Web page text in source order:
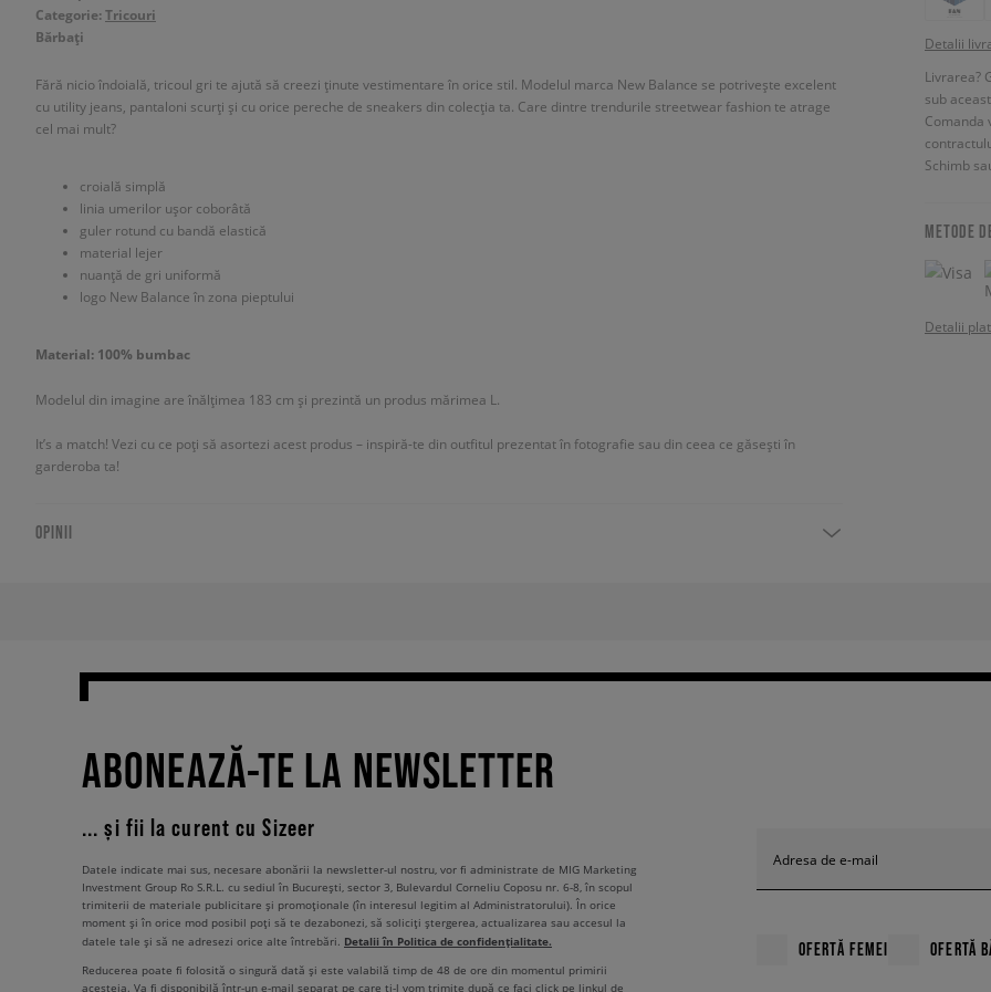
Categorie:Tricouri
Bărbați
Fără nicio îndoială, tricoul gri te ajută să creezi ținute vestimentare în orice stil. Modelul marca New Balance se potrivește excelent
cu utility jeans, pantaloni scurți și cu orice pereche de sneakers din colecția ta. Care dintre trendurile streetwear fashion te atrage
cel mai mult?
croială simplă
linia umerilor ușor coborâtă
guler rotund cu bandă elastică
material lejer
nuanță de gri uniformă
logo New Balance în zona pieptului
Material: 100% bumbac
Modelul din imagine are înălțimea 183 cm și prezintă un produs mărimea L.
It’s a match! Vezi cu ce poți să asortezi acest produs – inspiră-te din outfitul prezentat în fotografie sau din ceea ce găsești în
garderoba ta!
OPINII
Detalii
Livrarea?
sub
Comanda
Schimb
METODE
Detalii
ABONEAZĂ-TE LA NEWSLETTER
... și fii la curent cu Sizeer
Adresa de e-mail
OFERTĂ FEMEI OFERTĂ
Datele indicate mai sus, necesare abonării la newsletter-ul nostru, vor fi administrate de MIG Marketing
Investment Group Ro S.R.L. cu sediul în București, sector 3, Bulevardul Corneliu Coposu nr. 6-8, în scopul
trimiterii de materiale publicitare și promoționale (în interesul legitim al Administratorului). În orice
moment și în orice mod posibil poți să te dezabonezi, să soliciți ștergerea, actualizarea sau accesul la
datele tale și să ne adresezi orice alte întrebări. Detalii în Politica de confidențialitate.
Reducerea poate fi folosită o singură dată și este valabilă timp de 48 de ore din momentul primirii
acesteia. Va fi disponibilă într-un e-mail separat pe care ți-l vom trimite după ce faci click pe linkul de